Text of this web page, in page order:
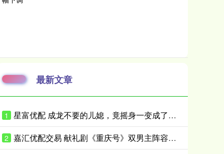
最新文章
1 星富优配 成龙不要的儿媳，竟摇身一变成了霍家儿媳？感到意外的何止他一人
2 嘉汇优配交易 献礼剧《重庆号》双男主阵容曝光！肖战无缝衔接进组，搭档老顶流